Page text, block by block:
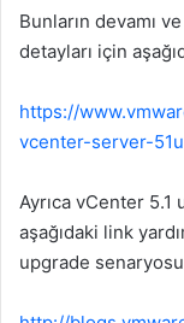
Bunların devamı
detayları için
https://
vcenter-server-
Ayrıca vCenter
aşağıdaki link
upgrade